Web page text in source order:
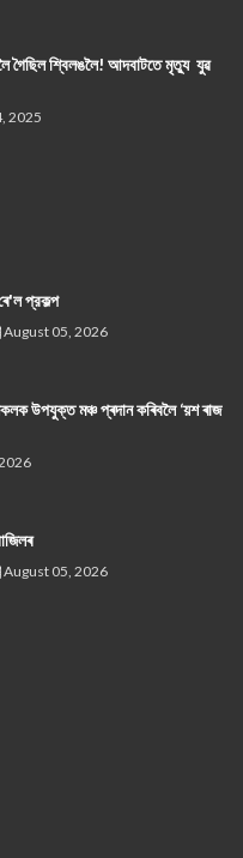
গৈছিল শ্বিলঙলৈ! আদবাটতে মৃত্যু যুৱ
2025
প্রকল্প
August 05, 2026
উপযুক্ত মঞ্চ প্ৰদান কৰিবলৈ ‘য়শ ৰাজ
August 05, 2026